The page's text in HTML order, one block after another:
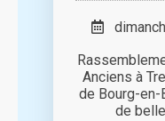
Anciens à
de Bourg-
de